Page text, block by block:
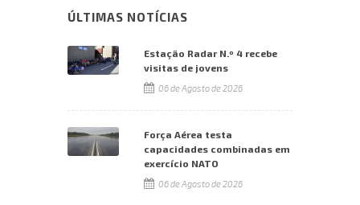
ÚLTIMAS NOTÍCIAS
Estação Radar N.º 4 recebe
visitas de jovens
06 de Agosto de 2026
Força Aérea testa
capacidades combinadas em
exercício NATO
06 de Agosto de 2026